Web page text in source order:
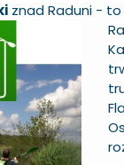
znad Raduni -